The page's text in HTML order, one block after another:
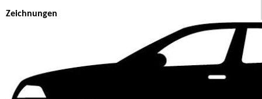
Zeichnungen